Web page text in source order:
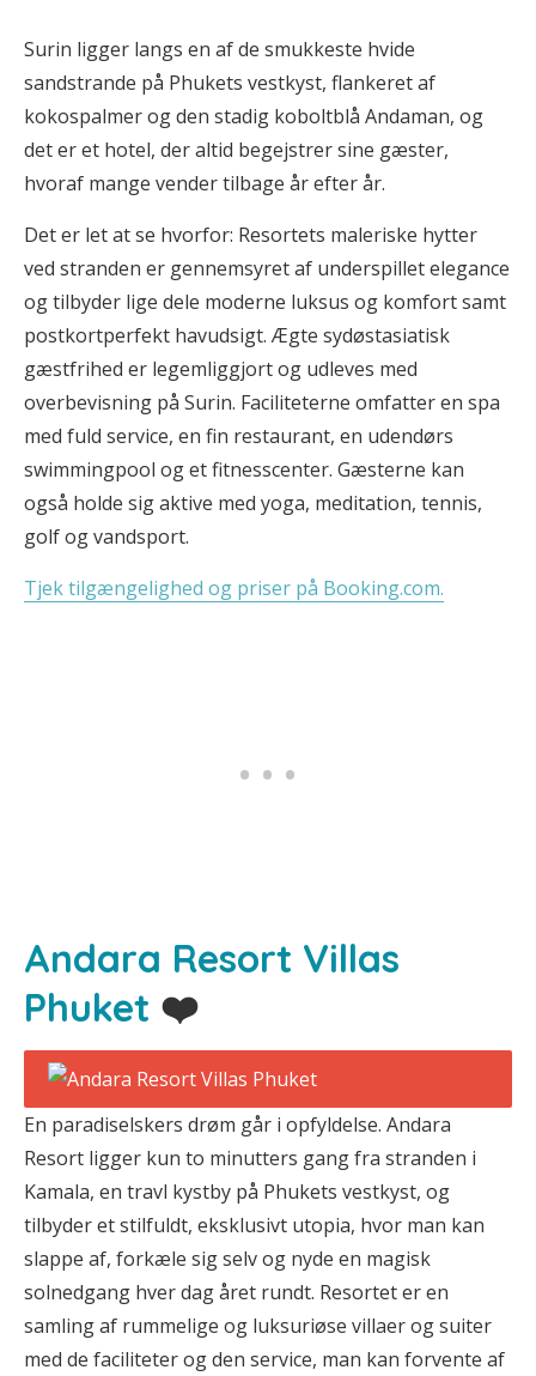
Surin ligger langs en af de smukkeste hvide
sandstrande på Phukets vestkyst, flankeret af
kokospalmer og den stadig koboltblå Andaman, og
det er et hotel, der altid begejstrer sine gæster,
hvoraf mange vender tilbage år efter år.
Det er let at se hvorfor: Resortets maleriske hytter
ved stranden er gennemsyret af underspillet elegance
og tilbyder lige dele moderne luksus og komfort samt
postkortperfekt havudsigt. Ægte sydøstasiatisk
gæstfrihed er legemliggjort og udleves med
overbevisning på Surin. Faciliteterne omfatter en spa
med fuld service, en fin restaurant, en udendørs
swimmingpool og et fitnesscenter. Gæsterne kan
også holde sig aktive med yoga, meditation, tennis,
golf og vandsport.
Tjek tilgængelighed og priser på Booking.com.
Andara Resort Villas
Phuket ❤️
En paradiselskers drøm går i opfyldelse. Andara
Resort ligger kun to minutters gang fra stranden i
Kamala, en travl kystby på Phukets vestkyst, og
tilbyder et stilfuldt, eksklusivt utopia, hvor man kan
slappe af, forkæle sig selv og nyde en magisk
solnedgang hver dag året rundt. Resortet er en
samling af rummelige og luksuriøse villaer og suiter
med de faciliteter og den service, man kan forvente af